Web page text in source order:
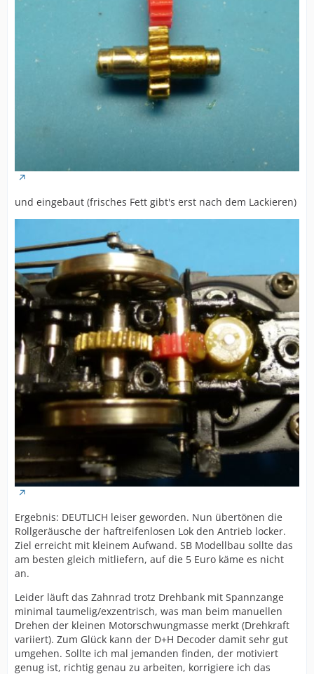
und eingebaut (frisches Fett gibt's erst nach dem Lackieren)
Ergebnis: DEUTLICH leiser geworden. Nun übertönen die
Rollgeräusche der haftreifenlosen Lok den Antrieb locker.
Ziel erreicht mit kleinem Aufwand. SB Modellbau sollte das
am besten gleich mitliefern, auf die 5 Euro käme es nicht
an.
Leider läuft das Zahnrad trotz Drehbank mit Spannzange
minimal taumelig/exzentrisch, was man beim manuellen
Drehen der kleinen Motorschwungmasse merkt (Drehkraft
variiert). Zum Glück kann der D+H Decoder damit sehr gut
umgehen. Sollte ich mal jemanden finden, der motiviert
genug ist, richtig genau zu arbeiten, korrigiere ich das